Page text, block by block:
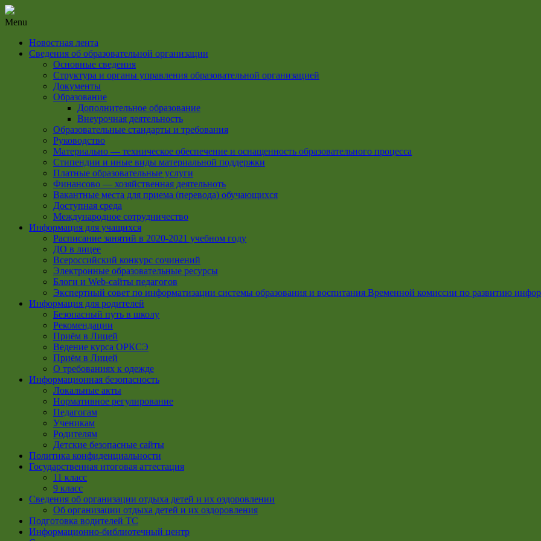
Menu
Новостная лента
Сведения об образовательной организации
Основные сведения
Структура и органы управления образовательной организацией
Документы
Образование
Дополнительное образование
Внеурочная деятельность
Образовательные стандарты и требования
Руководство
Материально — техническое обеспечение и оснащенность образовательного процесса
Стипендии и иные виды материальной поддержки
Платные образовательные услуги
Финансово — хозяйственная деятельноть
Вакантные места для приема (перевода) обучающихся
Доступная среда
Международное сотрудничество
Информация для учащихся
Расписание занятий в 2020-2021 учебном году
ДО в лицее
Всероссийский конкурс сочинений
Электронные образовательные ресурсы
Блоги и Web-сайты педагогов
Экспертный совет по информатизации системы образования и воспитания Временной комиссии по развитию
Информация для родителей
Безопасный путь в школу
Рекомендации
Приём в Лицей
Ведение курса ОРКСЭ
Приём в Лицей
О требованиях к одежде
Информационная безопасность
Локальные акты
Нормативное регулирование
Педагогам
Ученикам
Родителям
Детские безопасные сайты
Политика конфиденциальности
Государственная итоговая аттестация
11 класс
9 класс
Сведения об организации отдыха детей и их оздоровлении
Об организации отдыха детей и их оздоровления
Подготовка водителей ТС
Информационно-библиотечный центр